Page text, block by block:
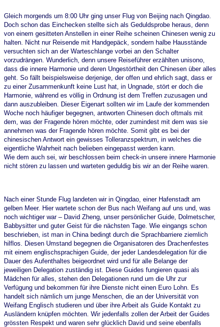
Gleich morgends um 8:00 Uhr ging unser Flug von Beijing nach Qingdao.
Doch schon das Einchecken stellte sich als Geduldsprobe heraus, denn
von einem gesitteten Anstellen in einer Reihe scheinen Chinesen wenig zu
halten. Nicht nur Reisende mit Handgepäck, sondern halbe Hausstände
versuchten sich an der Warteschlange vorbei an den Schalter
vorzudrängen. Wunderlich, denn unsere Reiseführer erzählten unisono,
dass die innere Harmonie und deren Ungestörtheit den Chinesen über alles
geht. So fällt beispielsweise derjenige, der offen und ehrlich sagt, dass er
zu einer Zusammenkunft keine Lust hat, in Ungnade, stört er doch die
Harmonie, während es völlig in Ordnung ist dem Treffen zuzusagen und
dann auszubleiben. Dieser Eigenart sollten wir im Laufe der kommenden
Woche noch häufiger begegnen, antworten Chinesen doch oftmals mit
dem, was der Fragende hören möchte, oder zumindest mit dem was sie
annehmen was der Fragende hören möchte. Somit gibt es bei der
chinesischen Antwort ein gewisses Tolleranzspektrum, in welches die
eigentliche Wahrheit nach belieben eingepasst werden kann.
Wie dem auch sei, wir beschlossen beim check-in unsere innere Harmonie
nicht stören zu lassen und warteten geduldig bis wir an der Reihe waren.
Nach einer Stunde Flug landeten wir in Qingdao, einer Hafenstadt am
gelben Meer. Hier wartete schon der Bus nach Weifang auf uns und, was
noch wichtiger war – David Zheng, unser persönlicher Guide, Dolmetscher,
Babbysitter und guter Geist für die nächsten Tage. Wie eingangs schon
beschrieben, ist man in China bedingt durch die Sprachbarriere ziemlich
hilflos. Diesen Umstand begegnen die Organisatoren des Drachenfestes
mit einem englischsprachigen Guide, der jeder Landesdelegation für die
Dauer des Aufenthaltes beigeordnet wird und für alle Belange der
jeweiligen Delegation zuständig ist. Diese Guides fungieren quasi als
Mädchen für alles, stehen den Delegationen rund um die Uhr zur
Verfügung und bekommen für ihre Dienste nicht einen Euro Lohn. Es
handelt sich nämlich um junge Menschen, die an der Universität von
Weifang Englisch studieren und über ihre Arbeit als Guide Kontakt zu
Ausländern knüpfen möchten. Wir jedenfalls zollen der Arbeit der Guides
grössten Respekt und waren sehr glücklich David und seine ebenfalls